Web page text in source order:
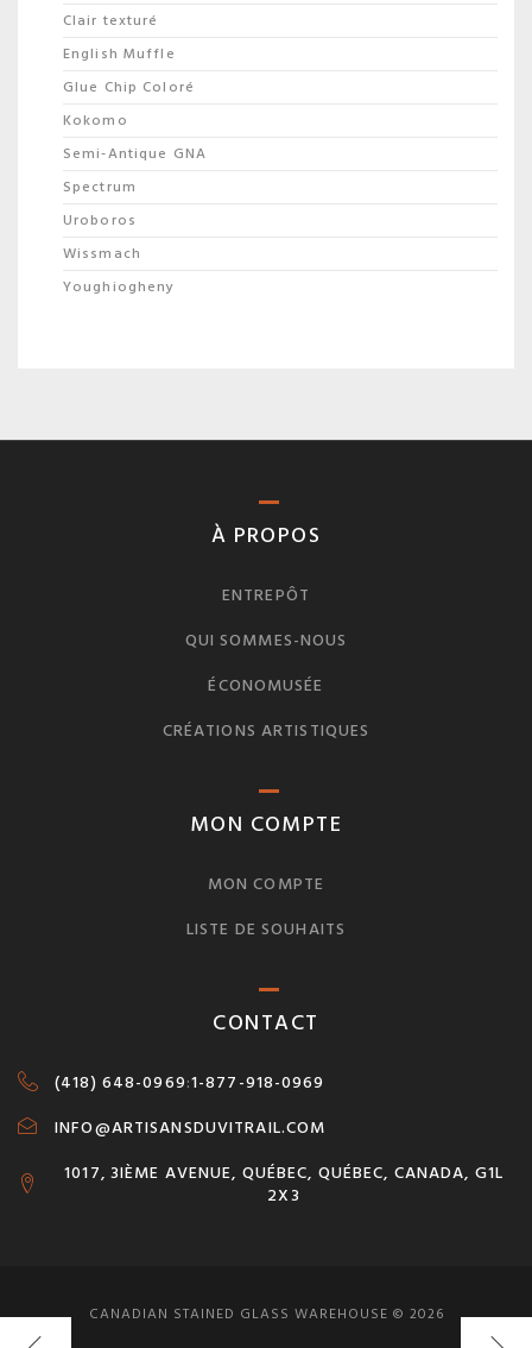
Clair texturé
English Muffle
Glue Chip Coloré
Kokomo
Semi-Antique GNA
Spectrum
Uroboros
Wissmach
Youghiogheny
À PROPOS
ENTREPÔT
QUI SOMMES-NOUS
ÉCONOMUSÉE
CRÉATIONS ARTISTIQUES
MON COMPTE
MON COMPTE
LISTE DE SOUHAITS
CONTACT
(418) 648-0969:1-877-918-0969
INFO@ARTISANSDUVITRAIL.COM
1017, 3IÈME AVENUE, QUÉBEC, QUÉBEC, CANADA, G1L
2X3
CANADIAN STAINED GLASS WAREHOUSE © 2026